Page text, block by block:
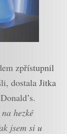
zpřístupnil
dostala Jitka
hezké
jsem si u